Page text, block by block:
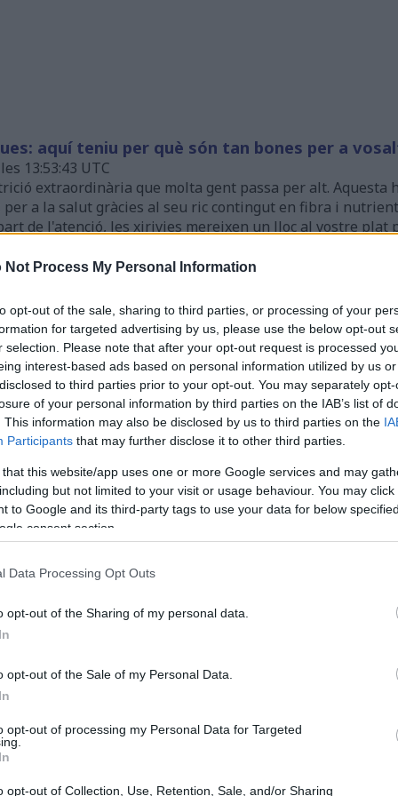
Not Process My Personal Information
opt-out of the sale, sharing to third parties, or processing of your
for targeted advertising by us, please use the below opt-out
selection. Please note that after your opt-out request is processed
interest-based ads based on personal information utilized by us
to third parties prior to your opt-out. You may separately
of your personal information by third parties on the IAB’s list of
This information may also be disclosed by us to third parties on the
Participants that may further disclose it to other third parties.
that this website/app uses one or more Google services and may
but not limited to your visit or usage behaviour. You may
to Google and its third-party tags to use your data for below
consent section.
Data Processing Opt Outs
opt-out of the Sharing of my personal data.
opt-out of the Sale of my Personal Data.
opt-out of processing my Personal Data for Targeted
opt-out of Collection, Use, Retention, Sale, and/or Sharing
aquí teniu per què són tan bones per a
13:53:43 UTC
extraordinària que molta gent passa per alt. Aquesta
a la salut gràcies al seu ric contingut en fibra i
de l'atenció, les xirivies mereixen un lloc al vostre
verdura nutritiva afavoreix la teva salut
13:50:57 UTC
extraordinària que ofereix una nutrició impressionant
de beina verda conté compostos poderosos que
salut del cor.Llegeix més...
les llimes: la teva guia completa de nutrició
13:48:22 UTC
ingredient nutricional en el seu petit envàs àcid.
que van molt més enllà del seu sabor refrescant.
gust als vostres plats preferits, esteu donant al
l'anet: la teva guia completa d'aquesta
13:45:45 UTC
saborosa per a la teva amanida de patata. Aquesta
la gent ha reconegut durant milers d'anys. Des de
l'anet continua demostrant el seu valor com a aliment i
blat de moro: la teva guia completa
13:41:59 UTC
integrals més consumits als Estats Units. Tot i això,
un lloc en una dieta saludable. La resposta senzilla us
falta a la teva dieta
13:12:08 UTC
verdures més riques en nutrients que podeu afegir a la